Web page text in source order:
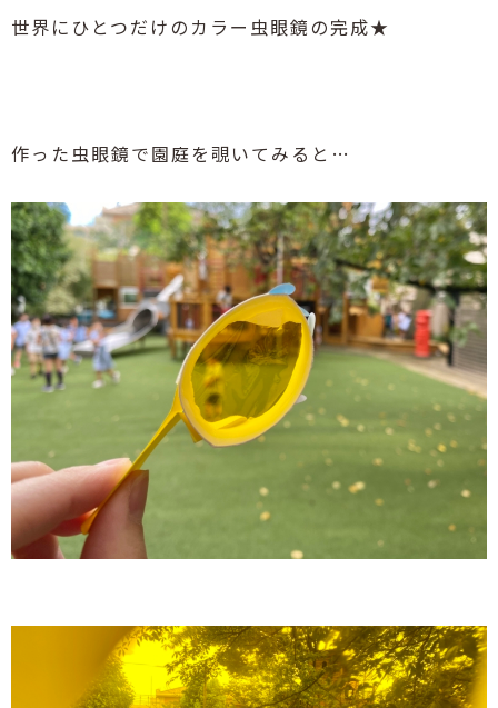
世界にひとつだけのカラー虫眼鏡の完成★
作った虫眼鏡で園庭を覗いてみると …